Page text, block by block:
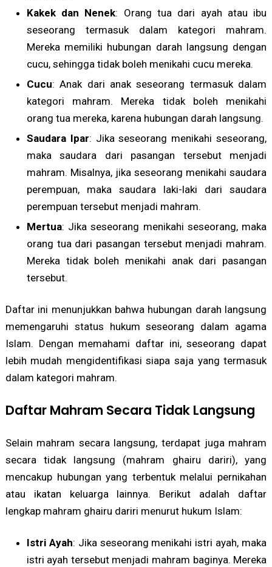
Kakek dan Nenek: Orang tua dari ayah atau ibu
seseorang termasuk dalam kategori mahram.
Mereka memiliki hubungan darah langsung dengan
cucu, sehingga tidak boleh menikahi cucu mereka.
Cucu: Anak dari anak seseorang termasuk dalam
kategori mahram. Mereka tidak boleh menikahi
orang tua mereka, karena hubungan darah langsung.
Saudara Ipar: Jika seseorang menikahi seseorang,
maka saudara dari pasangan tersebut menjadi
mahram. Misalnya, jika seseorang menikahi saudara
perempuan, maka saudara laki-laki dari saudara
perempuan tersebut menjadi mahram.
Mertua: Jika seseorang menikahi seseorang, maka
orang tua dari pasangan tersebut menjadi mahram.
Mereka tidak boleh menikahi anak dari pasangan
tersebut.
Daftar ini menunjukkan bahwa hubungan darah langsung
memengaruhi status hukum seseorang dalam agama
Islam. Dengan memahami daftar ini, seseorang dapat
lebih mudah mengidentifikasi siapa saja yang termasuk
dalam kategori mahram.
Daftar Mahram Secara Tidak Langsung
Selain mahram secara langsung, terdapat juga mahram
secara tidak langsung (mahram ghairu dariri), yang
mencakup hubungan yang terbentuk melalui pernikahan
atau ikatan keluarga lainnya. Berikut adalah daftar
lengkap mahram ghairu dariri menurut hukum Islam:
Istri Ayah: Jika seseorang menikahi istri ayah, maka
istri ayah tersebut menjadi mahram baginya. Mereka